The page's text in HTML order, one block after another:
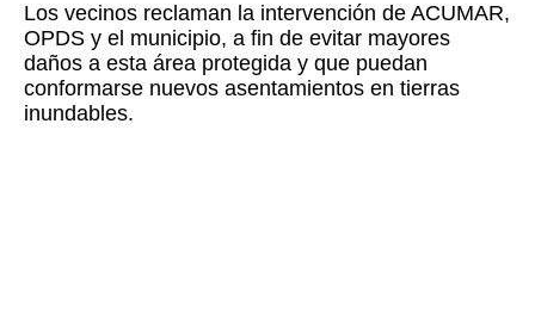
Los vecinos reclaman la intervención de ACUMAR,
OPDS y el municipio, a fin de evitar mayores
daños a esta área protegida y que puedan
conformarse nuevos asentamientos en tierras
inundables.